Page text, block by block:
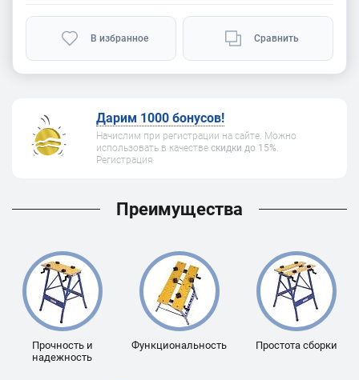
В избранное Сравнить
Дарим 1000 бонусов!
Начислим при регистрации на сайте. Можно
использовать в качестве скидки до 15%.
Регистрация
Преимущества
Прочность и
надежность
Функциональность Простота сборки